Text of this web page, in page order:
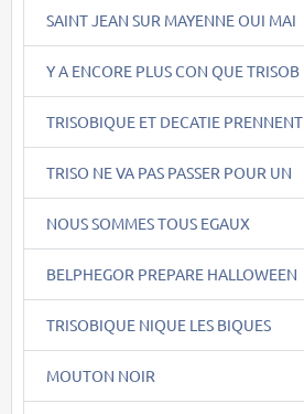
SAINT JEAN SUR MAYENNE OUI MAI
Y A ENCORE PLUS CON QUE TRISOB
TRISOBIQUE ET DECATIE PRENNENT
TRISO NE VA PAS PASSER POUR UN
NOUS SOMMES TOUS EGAUX
BELPHEGOR PREPARE HALLOWEEN
TRISOBIQUE NIQUE LES BIQUES
MOUTON NOIR